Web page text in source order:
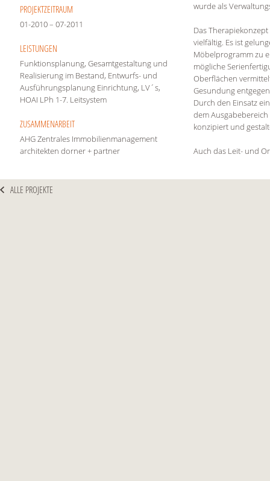
PROJEKTZEITRAUM
01-2010 – 07-2011
LEISTUNGEN
Funktionsplanung, Gesamtgestaltung und
Realisierung im Bestand, Entwurfs- und
Ausführungsplanung Einrichtung, LV´s,
HOAI LPh 1-7. Leitsystem
ZUSAMMENARBEIT
AHG Zentrales Immobilienmanagement
architekten dorner + partner
wurde als
Das
vielfältig. Es ist
Möbelprogramm zu
mögliche
Oberflächen
Gesundung
Durch den Einsatz
dem
konzipiert und
Auch das Leit- und
ALLE PROJEKTE